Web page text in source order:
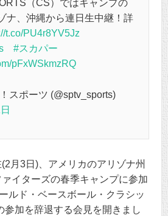
（CS）ではキャンプの
ナ、沖縄から連日生中継！詳
t.co/PU4r8YV5Jz
#スカパー
pFxWSkmzRQ
スポーツ (@sptv_sports)
月3日)、アメリカのアリゾナ州
イターズの春季キャンプに参加
ルド・ベースボール・クラシッ
参加を辞退する会見を開きまし